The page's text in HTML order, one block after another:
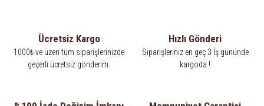
Ücretsiz Kargo
1000₺ ve üzeri tüm siparişlerinizde
geçerli ücretsiz gönderim.
Hızlı Gönderi
Siparişleriniz en geç 3 İş gününde
kargoda !